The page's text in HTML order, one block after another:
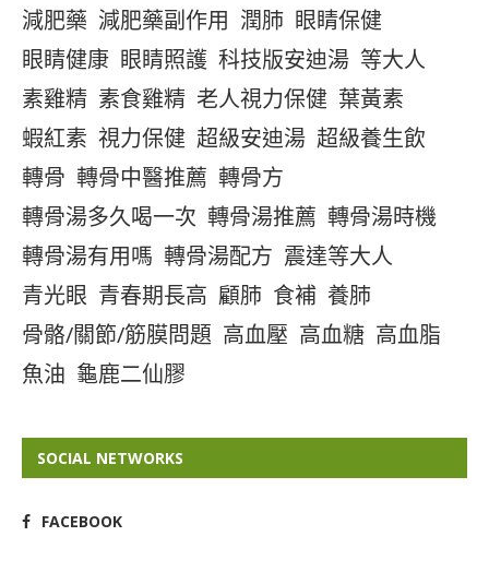
減肥藥 減肥藥副作用 潤肺 眼睛保健
眼睛健康 眼睛照護 科技版安迪湯 等大人
素雞精 素食雞精 老人視力保健 葉黃素
蝦紅素 視力保健 超級安迪湯 超級養生飲
轉骨 轉骨中醫推薦 轉骨方
轉骨湯多久喝一次 轉骨湯推薦 轉骨湯時機
轉骨湯有用嗎 轉骨湯配方 震達等大人
青光眼 青春期長高 顧肺 食補 養肺
骨骼/關節/筋膜問題 高血壓 高血糖 高血脂
魚油 龜鹿二仙膠
SOCIAL NETWORKS
FACEBOOK